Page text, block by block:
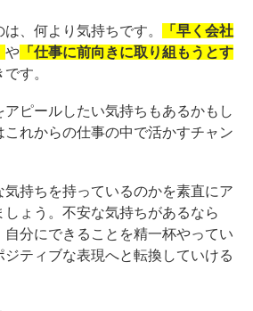
、何より気持ちです。
「早く会社
や 「仕事に前向きに取り組もうとす
す。
ピールしたい気持ちもあるかもし
れからの仕事の中で活かすチャン
気持ちを持っているのかを素直にア
しょう。不安な気持ちがあるなら
自分にできることを精一杯やってい
ジティブな表現へと転換していける